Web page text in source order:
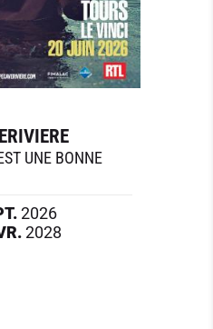
UNE BONNE
2026
2028